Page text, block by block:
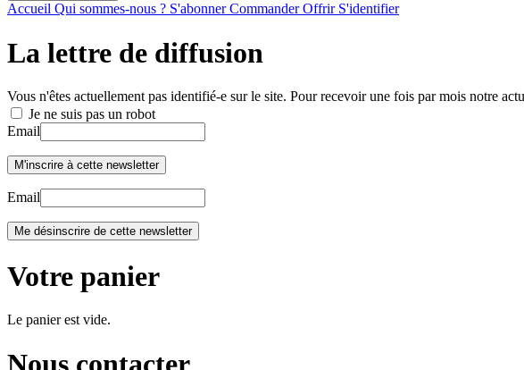
Accueil Qui sommes-nous ? S'abonnerCommanderOffrir S'identifier
La lettre de diffusion
Vous n'êtes actuellement pas identifié-e sur le site. Pour recevoir une fois par mois notre
Je ne suis pas un robot
Email
Email
Votre panier
Le panier est vide.
Nous contacter